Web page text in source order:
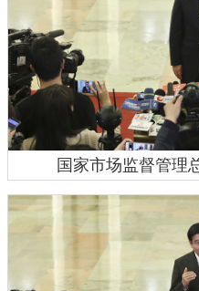
国家市场监督管理